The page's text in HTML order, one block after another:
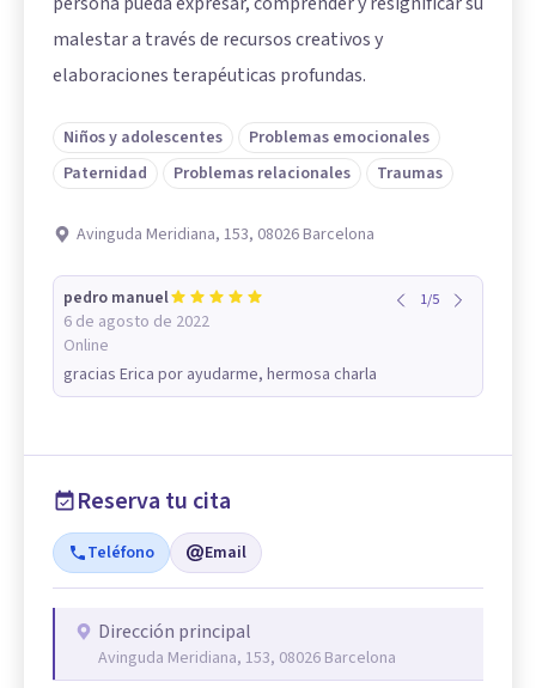
malestar a través de recursos creativos y
elaboraciones terapéuticas profundas.
Niños y adolescentes
Problemas emocionales
Paternidad
Problemas relacionales Traumas
Avinguda Meridiana, 153, 08026 Barcelona
pedro manuel
6 de agosto de 2022
Online
1/5
gracias Erica por ayudarme, hermosa charla
Reserva tu cita
Teléfono Email
Dirección principal
Avinguda Meridiana, 153, 08026 Barcelona